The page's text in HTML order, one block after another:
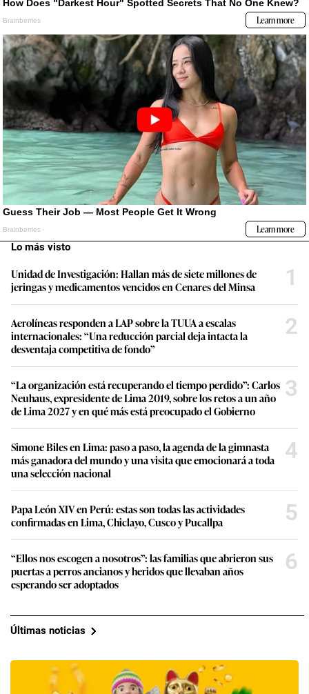
Lo más visto
Unidad de Investigación: Hallan más de siete millones de
jeringas y medicamentos vencidos en Cenares del Minsa
1
Aerolíneas responden a LAP sobre la TUUA a escalas
internacionales: “Una reducción parcial deja intacta la
desventaja competitiva de fondo”
2
“La organización está recuperando el tiempo perdido”: Carlos
Neuhaus, expresidente de Lima 2019, sobre los retos a un año
de Lima 2027 y en qué más está preocupado el Gobierno
3
Simone Biles en Lima: paso a paso, la agenda de la gimnasta
más ganadora del mundo y una visita que emocionará a toda
una selección nacional
4
Papa León XIV en Perú: estas son todas las actividades
confirmadas en Lima, Chiclayo, Cusco y Pucallpa
5
“Ellos nos escogen a nosotros”: las familias que abrieron sus
puertas a perros ancianos y heridos que llevaban años
esperando ser adoptados
6
Últimas noticias